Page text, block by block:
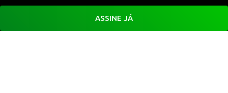
ASSINE JÁ